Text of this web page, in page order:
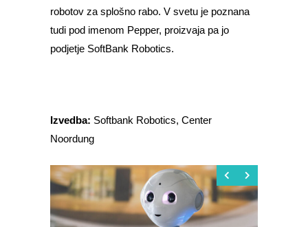
robotov za splošno rabo. V svetu je poznana
tudi pod imenom Pepper, proizvaja pa jo
podjetje SoftBank Robotics.
Izvedba: Softbank Robotics, Center
Noordung